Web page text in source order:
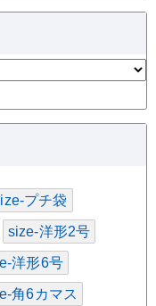
プチ袋
size-洋形2号
洋形6号
角6カマス